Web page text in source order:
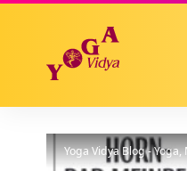
Yoga Vidya Blog -